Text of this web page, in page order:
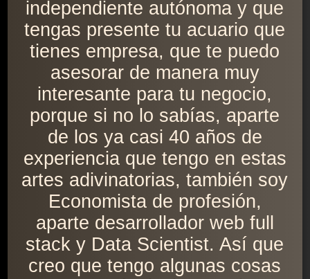
independiente autónoma y que
tengas presente tu acuario que
tienes empresa, que te puedo
asesorar de manera muy
interesante para tu negocio,
porque si no lo sabías, aparte
de los ya casi 40 años de
experiencia que tengo en estas
artes adivinatorias, también soy
Economista de profesión,
aparte desarrollador web full
stack y Data Scientist. Así que
creo que tengo algunas cosas